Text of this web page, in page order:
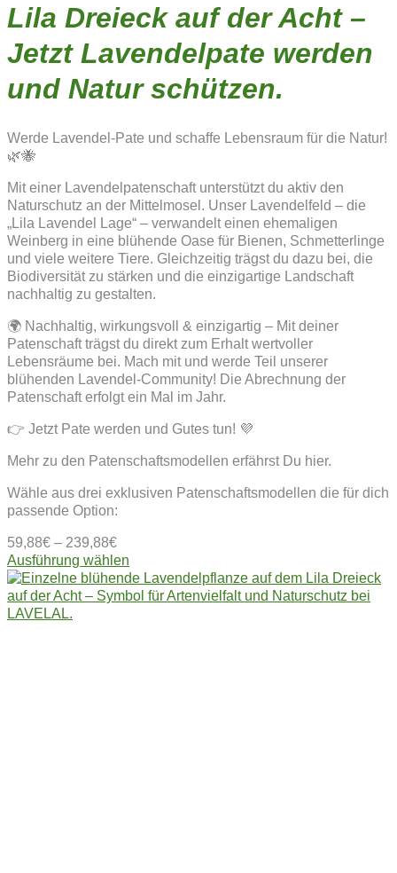
Lila Dreieck auf der Acht –
Jetzt Lavendelpate werden
und Natur schützen.
Werde Lavendel-Pate und schaffe Lebensraum für die Natur!
🌿🐝
Mit einer Lavendelpatenschaft unterstützt du aktiv den
Naturschutz an der Mittelmosel. Unser Lavendelfeld – die
„Lila Lavendel Lage“ – verwandelt einen ehemaligen
Weinberg in eine blühende Oase für Bienen, Schmetterlinge
und viele weitere Tiere. Gleichzeitig trägst du dazu bei, die
Biodiversität zu stärken und die einzigartige Landschaft
nachhaltig zu gestalten.
🌍 Nachhaltig, wirkungsvoll & einzigartig – Mit deiner
Patenschaft trägst du direkt zum Erhalt wertvoller
Lebensräume bei. Mach mit und werde Teil unserer
blühenden Lavendel-Community! Die Abrechnung der
Patenschaft erfolgt ein Mal im Jahr.
👉 Jetzt Pate werden und Gutes tun! 💜
Mehr zu den Patenschaftsmodellen erfährst Du hier.
Wähle aus drei exklusiven Patenschaftsmodellen die für dich
passende Option:
59,88€ – 239,88€
Ausführung wählen
Produkt
weist